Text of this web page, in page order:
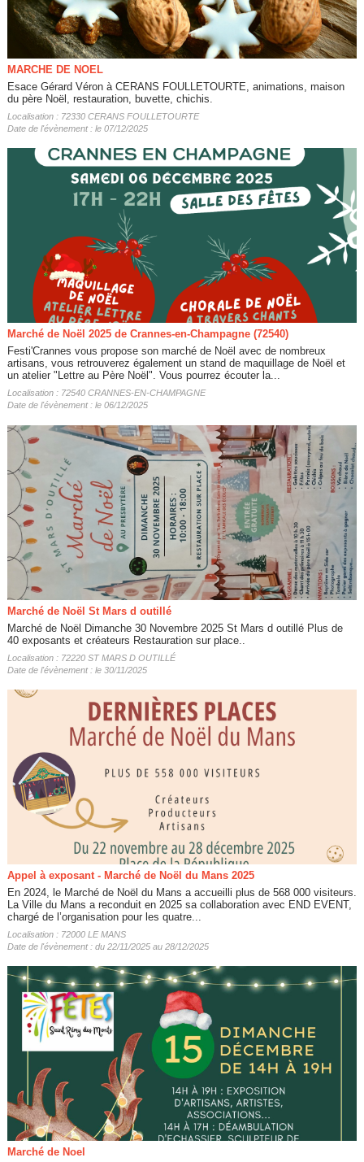
MARCHE DE NOEL
Esace Gérard Véron à CERANS FOULLETOURTE, animations, maison
du père Noël, restauration, buvette, chichis.
Localisation : 72330 CERANS FOULLETOURTE
Date de l'évènement : le 07/12/2025
Marché de Noël 2025 de Crannes-en-Champagne (72540)
Festi'Crannes vous propose son marché de Noël avec de nombreux
artisans, vous retrouverez également un stand de maquillage de Noël et
un atelier "Lettre au Père Noël". Vous pourrez écouter la...
Localisation : 72540 CRANNES-EN-CHAMPAGNE
Date de l'évènement : le 06/12/2025
Marché de Noël St Mars d outillé
Marché de Noël Dimanche 30 Novembre 2025 St Mars d outillé Plus de
40 exposants et créateurs Restauration sur place..
Localisation : 72220 ST MARS D OUTILLÉ
Date de l'évènement : le 30/11/2025
Appel à exposant - Marché de Noël du Mans 2025
En 2024, le Marché de Noël du Mans a accueilli plus de 568 000 visiteurs.
La Ville du Mans a reconduit en 2025 sa collaboration avec END EVENT,
chargé de l’organisation pour les quatre...
Localisation : 72000 LE MANS
Date de l'évènement : du 22/11/2025 au 28/12/2025
Marché de Noel